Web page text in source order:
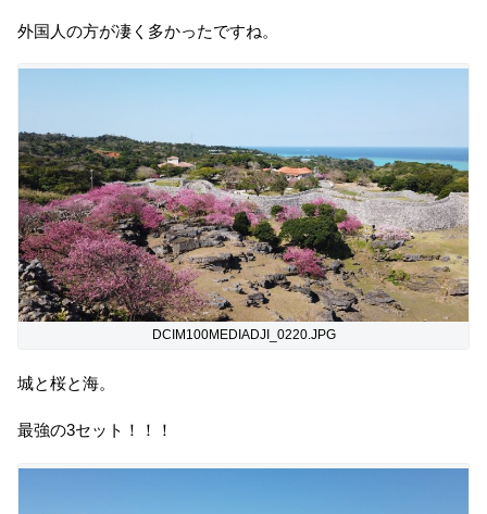
外国人の方が凄く多かったですね。
DCIM100MEDIADJI_0220.JPG
城と桜と海。
最強の3セット！！！